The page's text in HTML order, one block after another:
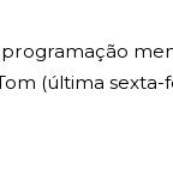
(última